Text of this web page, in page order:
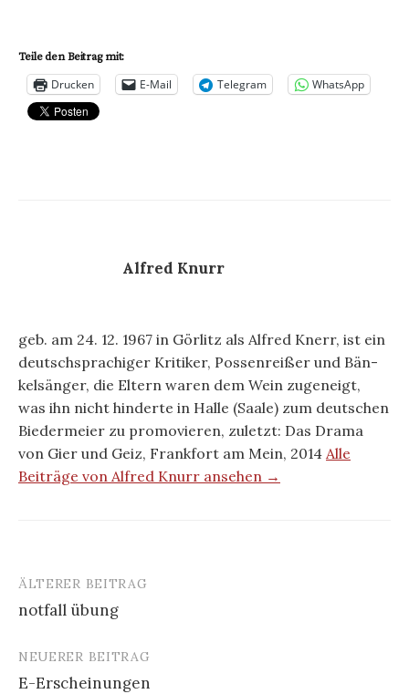
Teile den Beitrag mit:
Drucken E-Mail Telegram WhatsApp
Alfred Knurr
geb. am 24. 12. 1967 in Görlitz als Alfred Knerr, ist ein
deutschsprachiger Kritiker, Possenreißer und Bän-
kelsänger, die Eltern waren dem Wein zugeneigt,
was ihn nicht hinderte in Halle (Saale) zum deutschen
Biedermeier zu promovieren, zuletzt: Das Drama
von Gier und Geiz, Frankfort am Mein, 2014 Alle
Beiträge von Alfred Knurr ansehen →
Beitrags-
Navigation
ÄLTERER BEITRAG
notfall übung
NEUERER BEITRAG
E-Erscheinungen